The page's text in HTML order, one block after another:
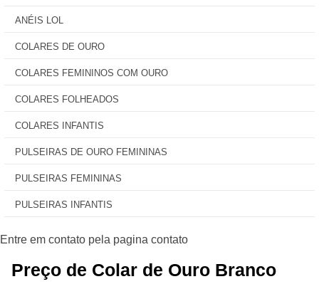
ANÉIS LOL
COLARES DE OURO
COLARES FEMININOS COM OURO
COLARES FOLHEADOS
COLARES INFANTIS
PULSEIRAS DE OURO FEMININAS
PULSEIRAS FEMININAS
PULSEIRAS INFANTIS
Preço de Colar de Ouro Branco